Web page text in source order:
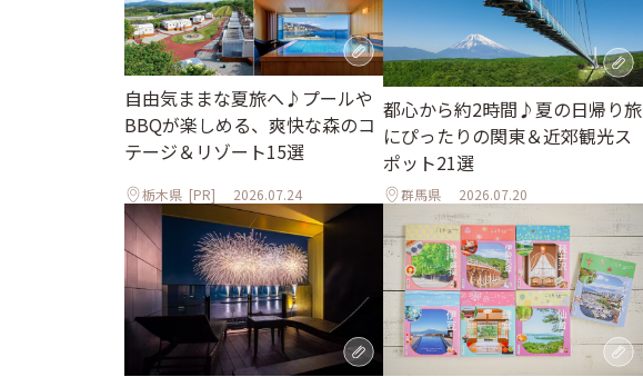
自由気ままな夏旅へ♪プールや
BBQが楽しめる、爽快な森のコ
テージ＆リゾート15選
栃木県 [PR] 2026.07.24
都心から約2時間♪夏の日帰り旅
にぴったりの関東＆近郊観光ス
ポット21選
群馬県 2026.07.20